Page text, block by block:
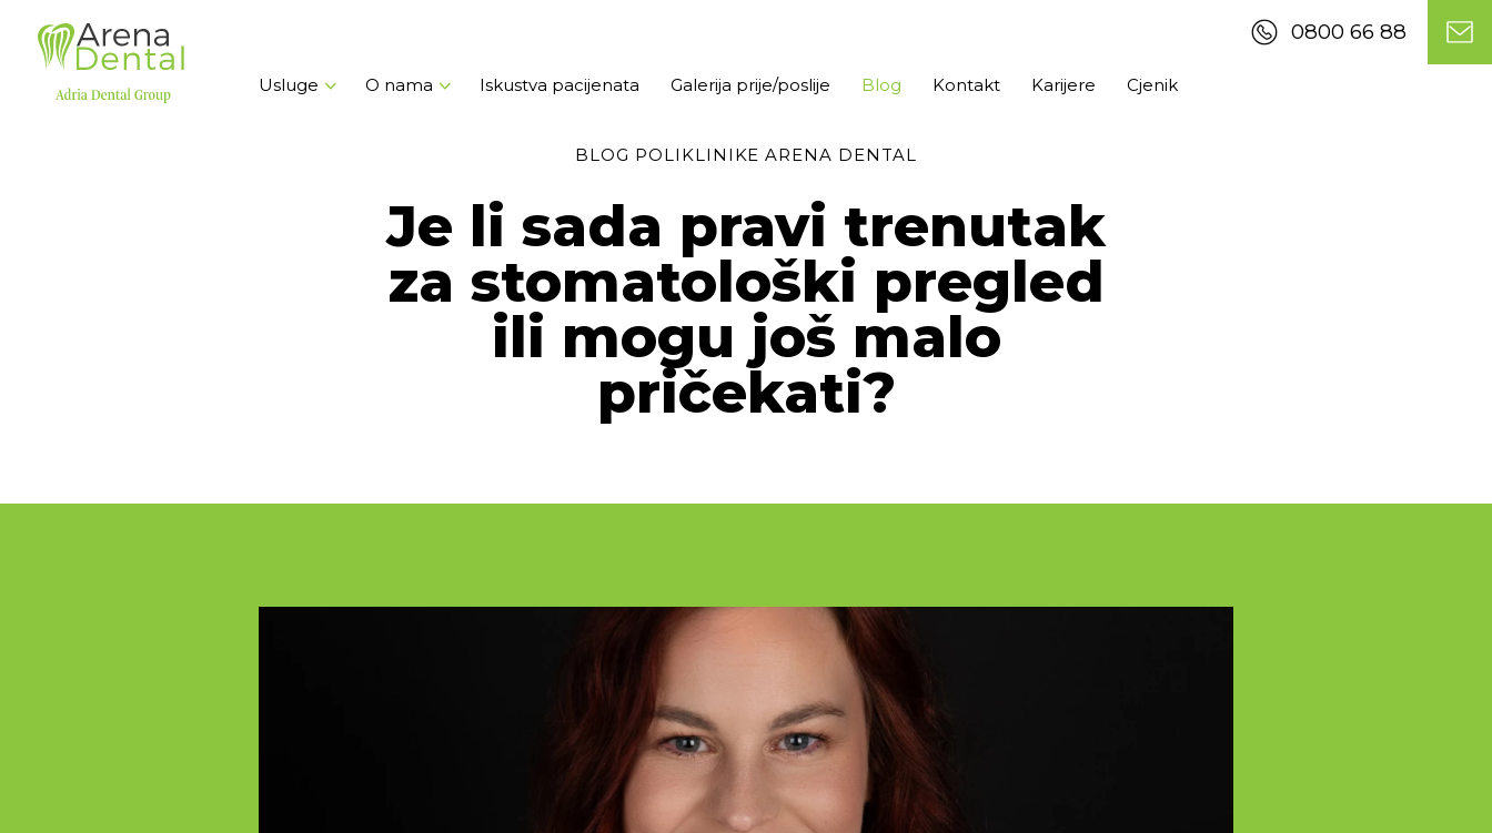
0800 66 88
Usluge O nama Iskustva pacijenata Galerija prije/poslije Blog Kontakt Karijere Cjenik
BLOG POLIKLINIKE ARENA DENTAL
Je li sada pravi trenutak
za stomatološki pregled
ili mogu još malo
pričekati?